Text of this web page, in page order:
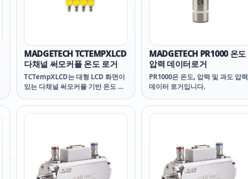
MADGETECH TCTEMPXLCD
다채널 써모커플 온도 로거
TCTempXLCD는 대형 LCD 화면이
있는 다채널 써모커플 기반 온도 데
MADGETECH PR1000 온도
압력 데이터로거
PR1000은 온도, 압력 및 과도 압력
데이터 로거입니다.